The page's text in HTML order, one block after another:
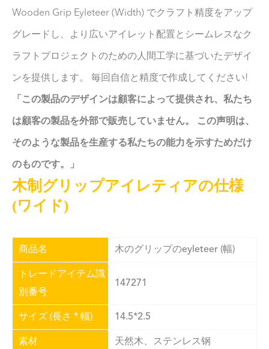
Wooden Grip Eyleteer (Width) でクラフト精度をアップ
グレードし、より広いアイレット配置とシームレスなク
ラフトプロジェクトのための人間工学に基づいたデザイ
ンを提供します。 毎回自信と精度で作成してください!
「この製品のデザインは顧客によって提供され、私たち
は顧客の製品を外部で販売していません。 この声明は、
そのような製品を生産する私たちの能力を示すためだけ
のものです。」
木制グリップアイレティアの仕様
(ワイド)
商品名 木のグリップのeyleteer (幅)
トレードアイテム識
別番号
147271
サイズ (長さ * 幅) 14.5*2.5
素材 天然木、ステンレス钢